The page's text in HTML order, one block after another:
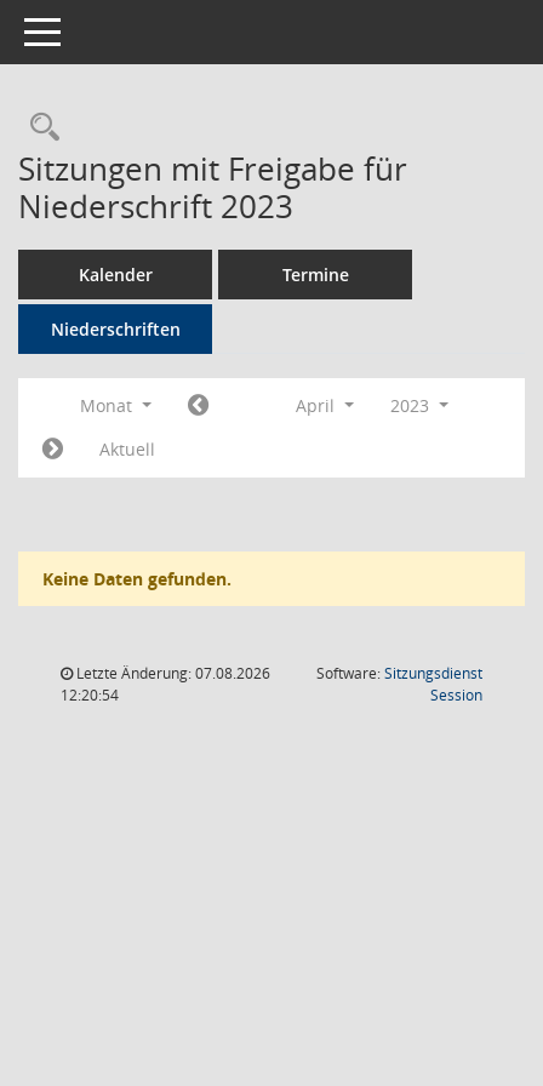
Toggle navigation
Rechercheauswahl
Sitzungen mit Freigabe für
Niederschrift 2023
Kalender Termine
Niederschriften
Monat April
2023
Aktuell
Keine Daten gefunden.
Letzte Änderung: 07.08.2026
12:20:54
Software:Sitzungsdienst
Session(Wird in